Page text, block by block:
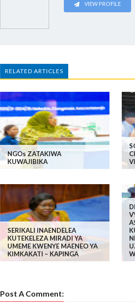
VIEW PROFILE
RELATED ARTICLES
NGOs ZATAKIWA
KUWAJIBIKA
SERIKALI INAENDELEA
KUTEKELEZA MIRADI YA
UMEME KWENYE MAENEO YA
KIMKAKATI – KAPINGA
Post A Comment: